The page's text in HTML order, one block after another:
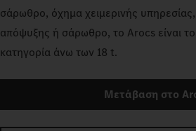
σάρωθρο, όχημα χειμερινής
απόψυξης ή σάρωθρο, το Arocs είναι
κατηγορία άνω των 18 t.
Μετάβαση στο